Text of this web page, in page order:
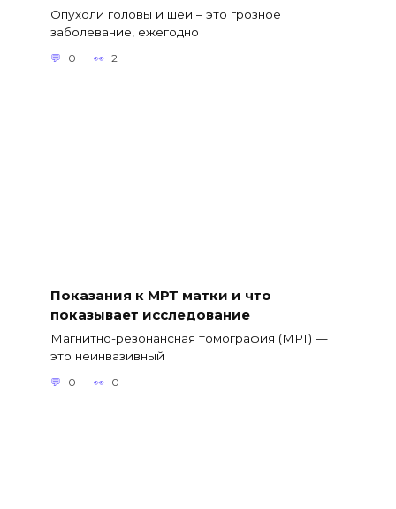
Опухоли головы и шеи – это грозное
заболевание, ежегодно
0 2
Показания к МРТ матки и что
показывает исследование
Магнитно-резонансная томография (МРТ) —
это неинвазивный
0 0